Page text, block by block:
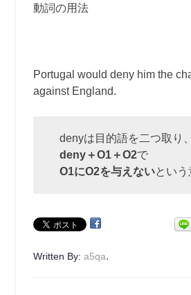
動詞の用法
Portugal would deny him the
against England.
denyは目的語を二つ取り、
deny＋O1＋O2で
O1にO2を与えないという
Written By:a5qa.